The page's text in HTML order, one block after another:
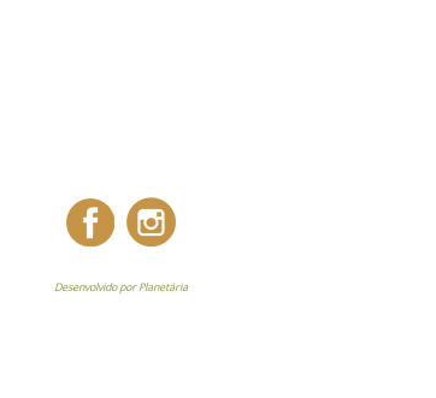
Desenvolvido por Planetária